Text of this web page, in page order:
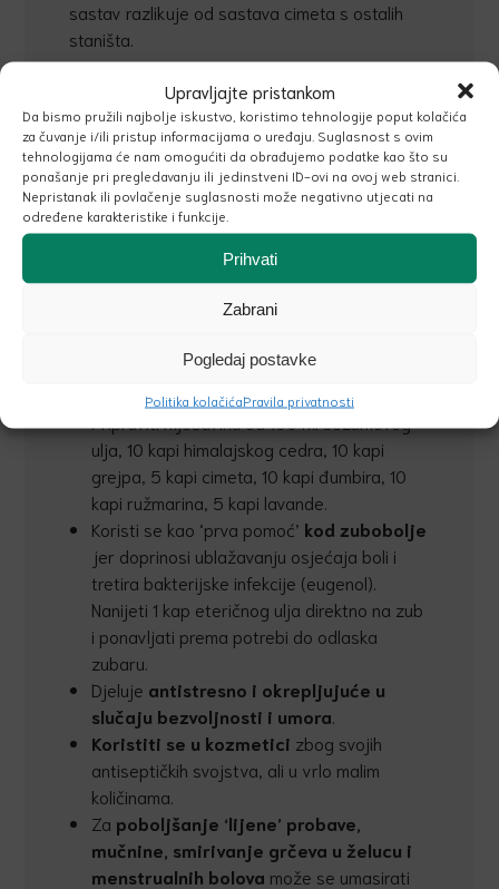
Upravljajte pristankom
Da bismo pružili najbolje iskustvo, koristimo tehnologije poput kolačića
za čuvanje i/ili pristup informacijama o uređaju. Suglasnost s ovim
tehnologijama će nam omogućiti da obrađujemo podatke kao što su
ponašanje pri pregledavanju ili jedinstveni ID-ovi na ovoj web stranici.
Nepristanak ili povlačenje suglasnosti može negativno utjecati na
određene karakteristike i funkcije.
Prihvati
Zabrani
Pogledaj postavke
Politika kolačićaPravila privatnosti
sastav razlikuje od sastava cimeta s ostalih
staništa.
Svojstva i primjena:
Ima antiseptička, analgetska,
digestivna, hemostatična,
anthelmintična, spazmolitična i
stimulativna svojstva.
Poboljšava cirkulacijupa će zagrijati
Vaše tijelo i odličan je odabir za aromatičnu
masažu stopala.
Olakšava mišićnu bolpa ga je korisno
bolnog mjesta.
Odličan je za anticelulitnu masažu.
ulja, 10 kapi himalajskog cedra, 10 kapi
grejpa, 5 kapi cimeta, 10 kapi đumbira, 10
kapi ružmarina, 5 kapi lavande.
Koristi se kao ‘prva pomoć’ kod zubobolje
jer doprinosi ublažavanju osjećaja boli i
tretira bakterijske infekcije (eugenol).
Nanijeti 1 kap eteričnog ulja direktno na zub
i ponavljati prema potrebi do odlaska
zubaru.
Djeluje antistresno i okrepljujuće u
slučaju bezvoljnosti i umora
Koristiti se u kozmetici zbog svojih
antiseptičkih svojstva, ali u vrlo malim
količinama.
Za poboljšanje ‘lijene’ probave,
mučnine, smirivanje grčeva u želucu i
menstrualnih bolova može se umasirati